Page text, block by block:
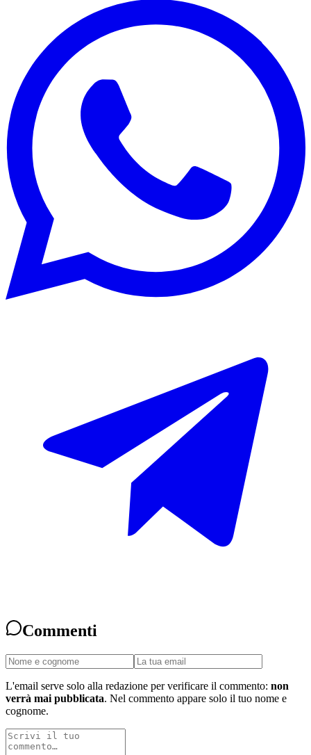
Commenti
L'email serve solo alla redazione per verificare il commento: non
verrà mai pubblicata. Nel commento appare solo il tuo nome e
cognome.